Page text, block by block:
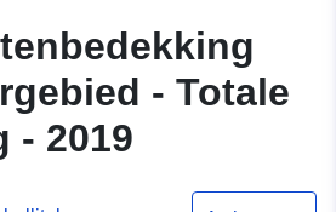
- Totale
- 2019